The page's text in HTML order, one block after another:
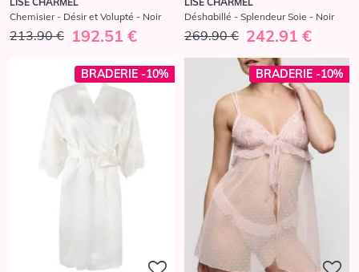
Chemisier - Désir et Volupté - Noir
213.90 € 192.51 €
Déshabillé - Splendeur Soie - Noir
269.90 € 242.91 €
BRADERIE -10% BRADERIE -10%